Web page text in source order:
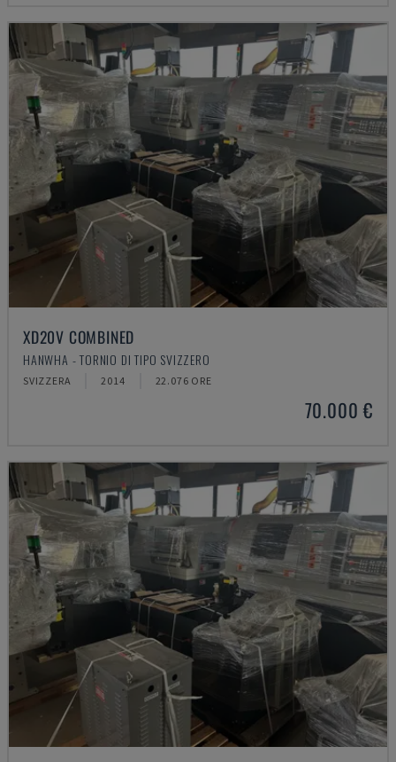
XD20V COMBINED
HANWHA - TORNIO DI TIPO SVIZZERO
SVIZZERA 2014 22.076 ORE
70.000 €